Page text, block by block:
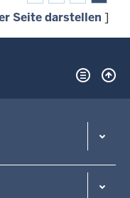
Seite darstellen ]